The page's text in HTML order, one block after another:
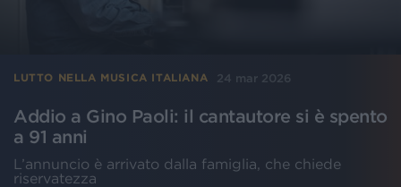
LUTTO NELLA MUSICA ITALIANA 24 mar 2026
Addio a Gino Paoli: il cantautore si è spento
a 91 anni
L’annuncio è arrivato dalla famiglia, che chiede
riservatezza